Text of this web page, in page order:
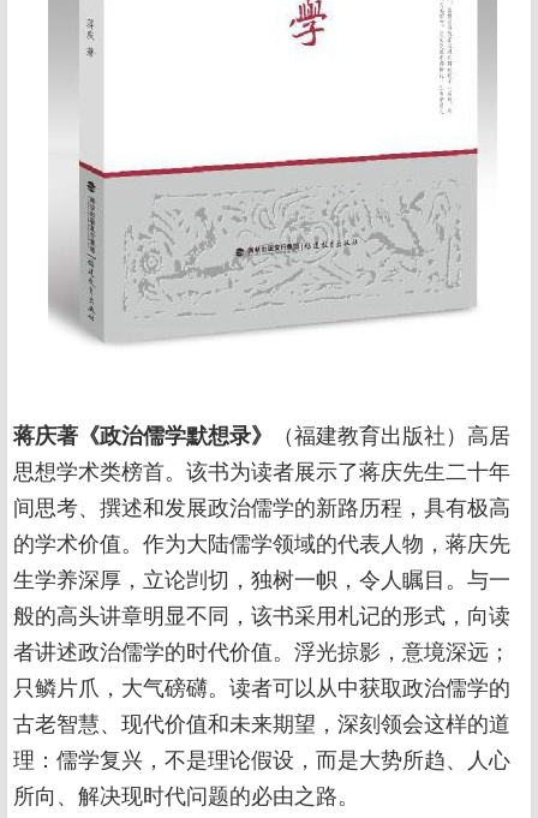
蒋庆著《政治儒学默想录》
（福建教育出版社）高居
思想学术类榜首。该书为读者展示了蒋庆先生二十年
间思考、撰述和发展政治儒学的新路历程，具有极高
的学术价值。作为大陆儒学领域的代表人物，蒋庆先
生学养深厚，立论剀切，独树一帜，令人瞩目。与一
般的高头讲章明显不同，该书采用札记的形式，向读
者讲述政治儒学的时代价值。浮光掠影，意境深远；
只鳞片爪，大气磅礴。读者可以从中获取政治儒学的
古老智慧、现代价值和未来期望，深刻领会这样的道
理：儒学复兴，不是理论假设，而是大势所趋、人心
所向、解决现时代问题的必由之路。